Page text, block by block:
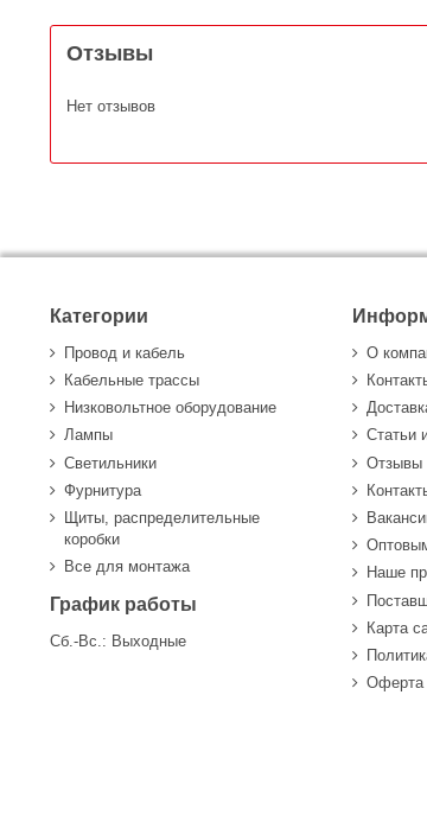
Отзывы
Нет отзывов
Категории
Провод и кабель
Кабельные трассы
Низковольтное оборудование
Лампы
Светильники
Фурнитура
Щиты, распределительные
коробки
Все для монтажа
График работы
Сб.-Вс.: Выходные
О
Статьи
Отзывы
Наше
Карта
Оферта